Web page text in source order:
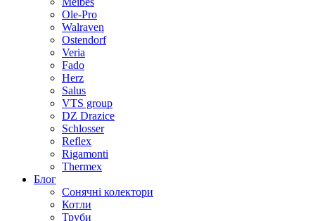
Ole-Pro
Walraven
Ostendorf
Veria
Fado
Herz
Salus
VTS group
DZ Drazice
Schlosser
Reflex
Rigamonti
Thermex
Блог
Сонячні колектори
Котли
Труби